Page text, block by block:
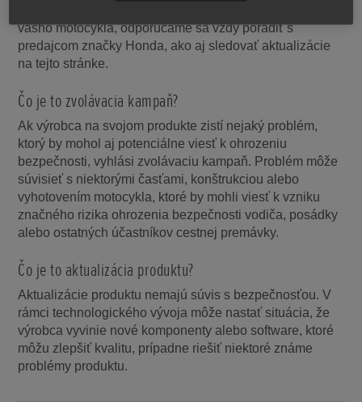
vášho motocykla, odporúčame sa vždy poradiť s
predajcom značky Honda, ako aj sledovať aktualizácie
na tejto stránke.
Čo je to zvolávacia kampaň?
Ak výrobca na svojom produkte zistí nejaký problém,
ktorý by mohol aj potenciálne viesť k ohrozeniu
bezpečnosti, vyhlási zvolávaciu kampaň. Problém môže
súvisieť s niektorými časťami, konštrukciou alebo
vyhotovením motocykla, ktoré by mohli viesť k vzniku
značného rizika ohrozenia bezpečnosti vodiča, posádky
alebo ostatných účastníkov cestnej premávky.
Čo je to aktualizácia produktu?
Aktualizácie produktu nemajú súvis s bezpečnosťou. V
rámci technologického vývoja môže nastať situácia, že
výrobca vyvinie nové komponenty alebo software, ktoré
môžu zlepšiť kvalitu, prípadne riešiť niektoré známe
problémy produktu.